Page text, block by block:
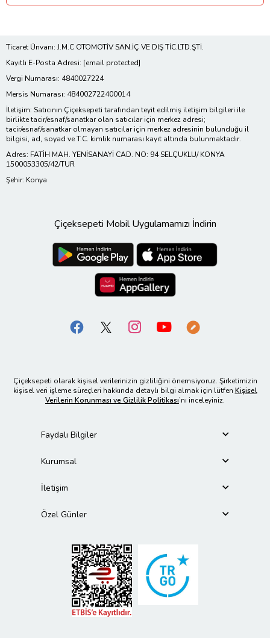
Ticaret Ünvanı: J.M.C OTOMOTİV SAN.İÇ VE DIŞ TİC.LTD.ŞTİ.
Kayıtlı E-Posta Adresi: [email protected]
Vergi Numarası: 4840027224
Mersis Numarası: 484002722400014
İletişim: Satıcının Çiçeksepeti tarafından teyit edilmiş iletişim bilgileri ile
birlikte tacir/esnaf/sanatkar olan satıcılar için merkez adresi;
tacir/esnaf/sanatkar olmayan satıcılar için merkez adresinin bulunduğu il
bilgisi, ad, soyad ve T.C. kimlik numarası kayıt altında bulunmaktadır.
Adres: FATİH MAH. YENİSANAYİ CAD. NO: 94 SELÇUKLU/ KONYA
1500053305/42/TUR
Şehir: Konya
Çiçeksepeti Mobil Uygulamamızı İndirin
Çiçeksepeti olarak kişisel verilerinizin gizliliğini önemsiyoruz. Şirketimizin
kişisel veri işleme süreçleri hakkında detaylı bilgi almak için lütfen Kişisel
Verilerin Korunması ve Gizlilik Politikası’nı inceleyiniz.
Faydalı Bilgiler
Kurumsal
İletişim
Özel Günler